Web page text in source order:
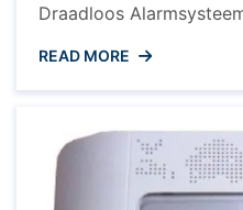
Draadloos
alarmsysteem is een
het beveiligen van uw
bieden draadloze
niveau van beveiliging
noodzaak van
READ MORE